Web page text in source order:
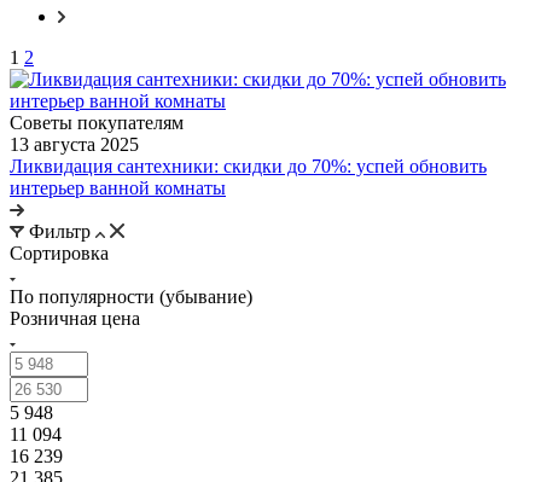
1 2
Советы покупателям
13 августа 2025
Ликвидация сантехники: скидки до 70%: успей обновить
интерьер ванной комнаты
Фильтр
Сортировка
По популярности (убывание)
Розничная цена
5 948
11 094
16 239
21 385